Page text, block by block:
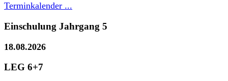
Terminkalender ...
Einschulung Jahrgang 5
18.08.2026
LEG 6+7